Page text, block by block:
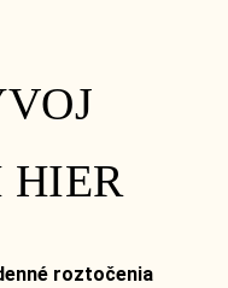
HIER
roztočenia